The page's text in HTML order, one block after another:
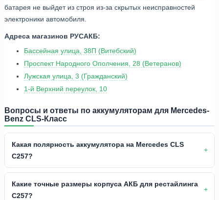
батарея не выйдет из строя из-за скрытых неисправностей
электроники автомобиля.
Адреса магазинов РУСАКБ:
Бассейная улица, 38П (Витебский)
Проспект Народного Ополчения, 28 (Ветеранов)
Лужская улица, 3 (Гражданский)
1-й Верхний переулок, 10
Вопросы и ответы по аккумуляторам для Mercedes-
Benz CLS-Класс
Какая полярность аккумулятора на Mercedes CLS
C257?
Какие точные размеры корпуса АКБ для рестайлинга
C257?